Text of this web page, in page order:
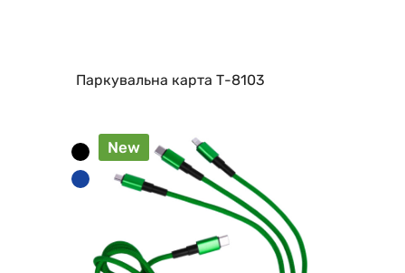
Паркувальна карта Т-8103
New